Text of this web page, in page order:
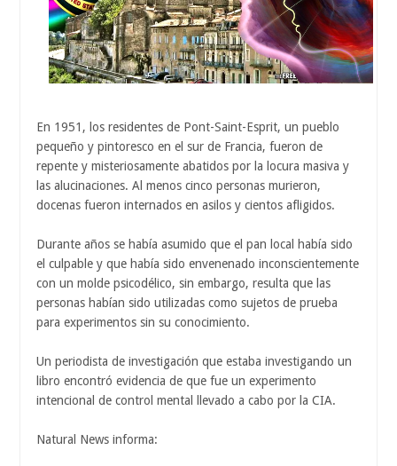
En 1951, los residentes de Pont-Saint-Esprit, un pueblo
pequeño y pintoresco en el sur de Francia, fueron de
repente y misteriosamente abatidos por la locura masiva y
las alucinaciones. Al menos cinco personas murieron,
docenas fueron internados en asilos y cientos afligidos.
Durante años se había asumido que el pan local había sido
el culpable y que había sido envenenado inconscientemente
con un molde psicodélico, sin embargo, resulta que las
personas habían sido utilizadas como sujetos de prueba
para experimentos sin su conocimiento.
Un periodista de investigación que estaba investigando un
libro encontró evidencia de que fue un experimento
intencional de control mental llevado a cabo por la CIA.
Natural News informa: